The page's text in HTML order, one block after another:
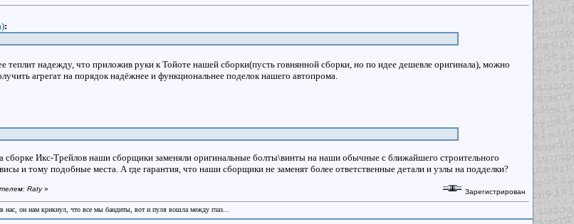
:
теплит надежду, что приложив руки к Тойоте нашей сборки(пусть говнянной сборки, но по идее дешевле оригинала), можно
агрегат на порядок надёжнее и функциональнее поделок нашего автопрома.
Икс-Трейлов наши сборщики заменяли оригинальные болты\винты на наши обычные с ближайшего строительного
и тому подобные места. А где гарантия, что наши сборщики не заменят более ответственные детали и узлы на подделки?
Raty» Зарегистрирован
нас, он нам крикнул, что все мы бандиты, вот и пуля вошла между глаз...